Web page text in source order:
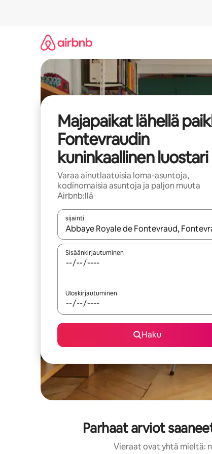
Majapaikat lähellä
Fontevraudin
kuninkaallinen luostari
Varaa ainutlaatuisia loma-asuntoja,
kodinomaisia asuntoja ja paljon muuta
Airbnb:llä
sijainti
Kun tulokset ovat saatavilla, navigoi ylös-
Sisäänkirjautuminen
Uloskirjautuminen
Haku
Parhaat arviot
Vieraat ovat yhtä mieltä: